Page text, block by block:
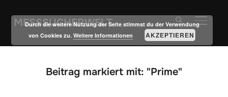
MESSSUCHERWELT
Beitrag markiert mit: "Prime"
Durch die weitere Nutzung der Seite stimmst du der Verwendung
von Cookies zu.Weitere Informationen AKZEPTIEREN